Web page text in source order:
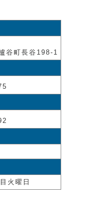
谷町長谷198-1
火曜日